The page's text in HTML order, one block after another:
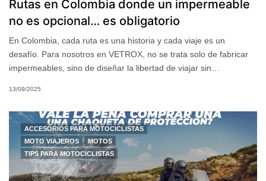
Rutas en Colombia donde un impermeable
no es opcional… es obligatorio
En Colombia, cada ruta es una historia y cada viaje es un
desafío. Para nosotros en VETROX, no se trata solo de fabricar
impermeables, sino de diseñar la libertad de viajar sin…
13/09/2025
ACCESORIOS PARA MOTOCICLISTAS
MOTO VIAJEROS
MOTOS
TIPS PARA MOTOCICLISTAS